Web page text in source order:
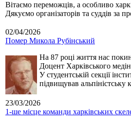
Вітаємо переможців, а особливо
Дякуємо організаторів та суддів за
02/04/2026
Помер Микола Рубінський
На 87 році життя нас
Доцент Харківського
У студентській секції
підвищував
23/03/2026
1-ше місце команди харківських